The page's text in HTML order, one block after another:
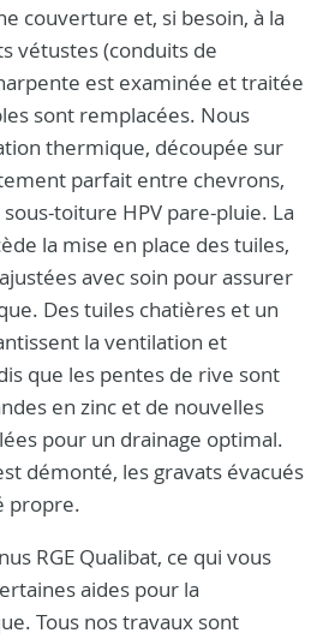
couverture et, si besoin, à la
vétustes (conduits de
est examinée et traitée
sont remplacées. Nous
thermique, découpée sur
parfait entre chevrons,
toiture HPV pare-pluie. La
la mise en place des tuiles,
avec soin pour assurer
Des tuiles chatières et un
la ventilation et
que les pentes de rive sont
en zinc et de nouvelles
pour un drainage optimal.
démonté, les gravats évacués
propre.
RGE Qualibat, ce qui vous
aides pour la
Tous nos travaux sont